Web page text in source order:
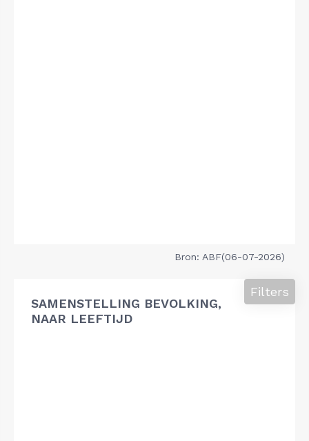
Bron: ABF(06-07-2026)
SAMENSTELLING BEVOLKING,
NAAR LEEFTIJD
Filters